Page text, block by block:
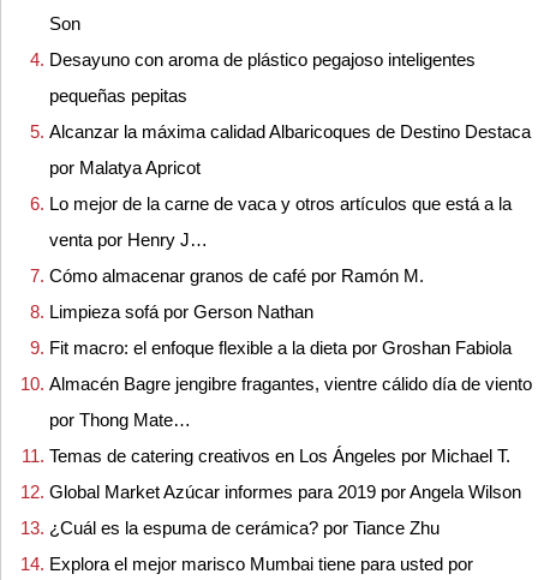
Son
Desayuno con aroma de plástico pegajoso inteligentes
pequeñas pepitas
Alcanzar la máxima calidad Albaricoques de Destino Destaca
por Malatya Apricot
Lo mejor de la carne de vaca y otros artículos que está a la
venta por Henry J…
Cómo almacenar granos de café por Ramón M.
Limpieza sofá por Gerson Nathan
Fit macro: el enfoque flexible a la dieta por Groshan Fabiola
Almacén Bagre jengibre fragantes, vientre cálido día de viento
por Thong Mate…
Temas de catering creativos en Los Ángeles por Michael T.
Global Market Azúcar informes para 2019 por Angela Wilson
¿Cuál es la espuma de cerámica? por Tiance Zhu
Explora el mejor marisco Mumbai tiene para usted por